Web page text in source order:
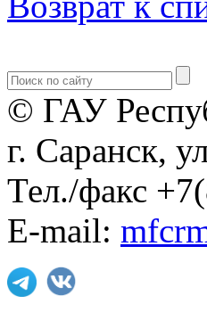
© ГАУ
г. Саранск,
Тел./факс
E-mail: